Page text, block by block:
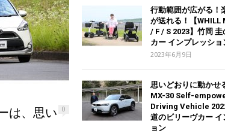
0
は、思い
行動範囲が広がる！
が送れる！【WHILL
/ F / S 2023】竹岡
カー インプレッショ
2023年6月9日
思いどおりに動かせ
MX-30 Self-
Driving Vehicle
道のビリーヴカー イ
ョン